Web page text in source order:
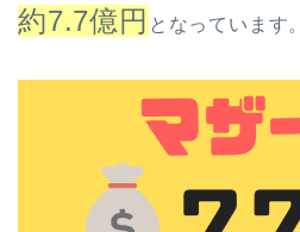
約7.7億円 となっています。